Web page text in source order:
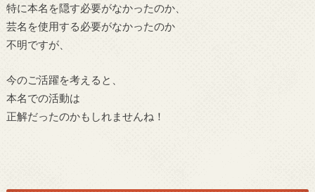
特に本名を隠す必要がなかったのか、
芸名を使用する必要がなかったのか
不明ですが、
今のご活躍を考えると、
本名での活動は
正解だったのかもしれませんね！